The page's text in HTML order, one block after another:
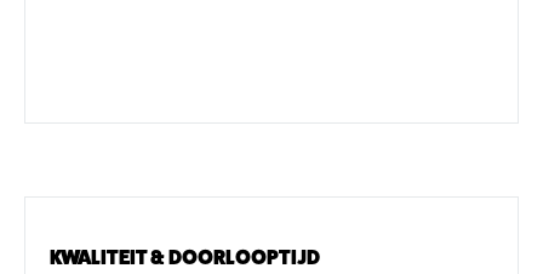
KWALITEIT & DOORLOOPTIJD